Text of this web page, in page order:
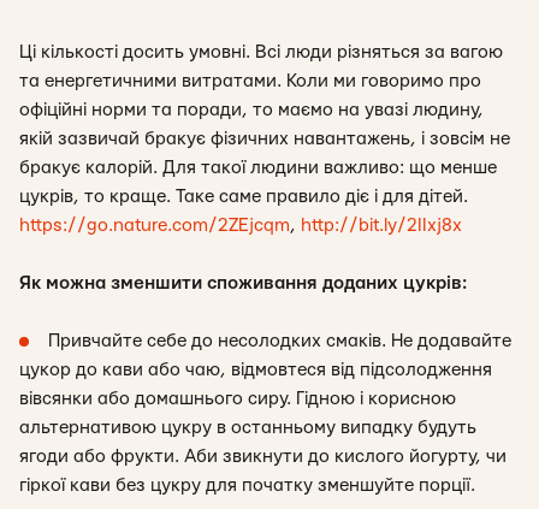
Ці кількості досить умовні. Всі люди різняться за вагою
та енергетичними витратами. Коли ми говоримо про
офіційні норми та поради, то маємо на увазі людину,
якій зазвичай бракує фізичних навантажень, і зовсім не
бракує калорій. Для такої людини важливо: що менше
цукрів, то краще. Таке саме правило діє і для дітей.
https://go.nature.com/2ZEjcqm, http://bit.ly/2IIxj8x
Як можна зменшити споживання доданих цукрів:
Привчайте себе до несолодких смаків. Не додавайте
цукор до кави або чаю, відмовтеся від підсолодження
вівсянки або домашнього сиру. Гідною і корисною
альтернативою цукру в останньому випадку будуть
ягоди або фрукти. Аби звикнути до кислого йогурту, чи
гіркої кави без цукру для початку зменшуйте порції.